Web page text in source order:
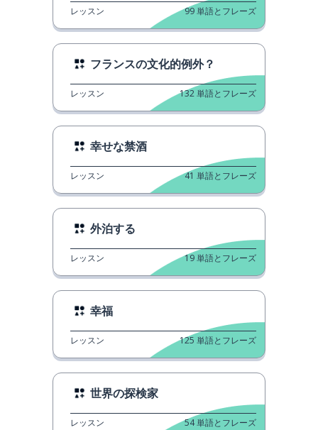
レッスン 99単語とフレーズ
フランスの文化的例外？
レッスン 132単語とフレーズ
幸せな禁酒
レッスン 41 単語とフレーズ
外泊する
レッスン 19単語とフレーズ
幸福
レッスン 125 単語とフレーズ
世界の探検家
レッスン 54単語とフレーズ